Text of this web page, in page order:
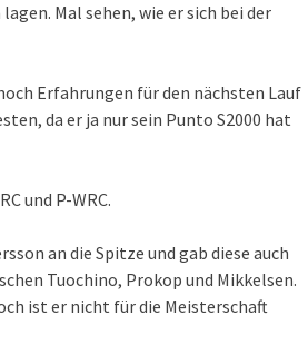
Mal sehen, wie er sich bei der
Erfahrungen für den nächsten Lauf
da er ja nur sein Punto S2000 hat
und P-WRC.
an die Spitze und gab diese auch
Tuochino, Prokop und Mikkelsen.
ist er nicht für die Meisterschaft